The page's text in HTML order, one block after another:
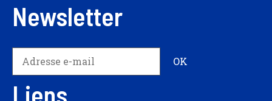
Newsletter
Liens